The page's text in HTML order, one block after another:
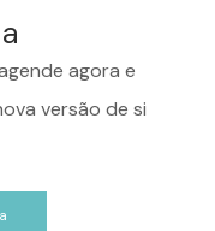
agora e
versão de si